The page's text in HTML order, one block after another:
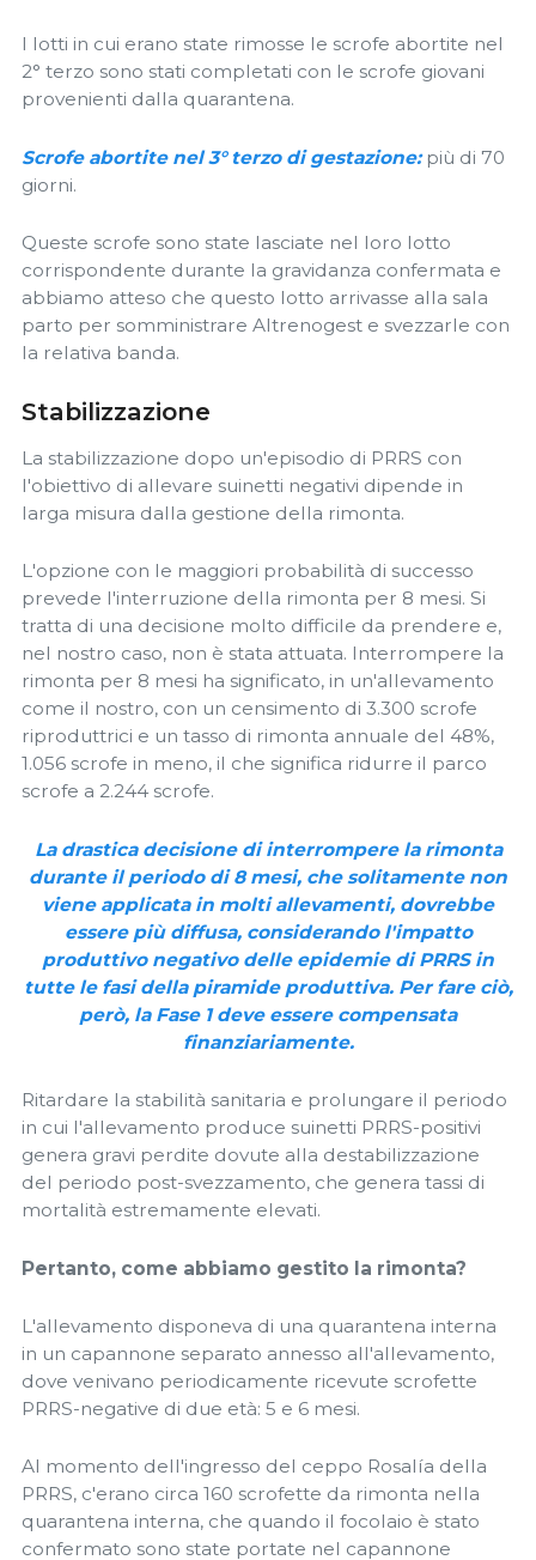
I lotti in cui erano state rimosse le scrofe abortite nel
2° terzo sono stati completati con le scrofe giovani
provenienti dalla quarantena.
Scrofe abortite nel 3° terzo di gestazione:più di 70
giorni.
Queste scrofe sono state lasciate nel loro lotto
corrispondente durante la gravidanza confermata e
abbiamo atteso che questo lotto arrivasse alla sala
parto per somministrare Altrenogest e svezzarle con
la relativa banda.
Stabilizzazione
La stabilizzazione dopo un'episodio di PRRS con
l'obiettivo di allevare suinetti negativi dipende in
larga misura dalla gestione della rimonta.
L'opzione con le maggiori probabilità di successo
prevede l'interruzione della rimonta per 8 mesi. Si
tratta di una decisione molto difficile da prendere e,
nel nostro caso, non è stata attuata. Interrompere la
rimonta per 8 mesi ha significato, in un'allevamento
come il nostro, con un censimento di 3.300 scrofe
riproduttrici e un tasso di rimonta annuale del 48%,
1.056 scrofe in meno, il che significa ridurre il parco
scrofe a 2.244 scrofe.
La drastica decisione di interrompere la rimonta
durante il periodo di 8 mesi, che solitamente non
viene applicata in molti allevamenti, dovrebbe
essere più diffusa, considerando l'impatto
produttivo negativo delle epidemie di PRRS in
tutte le fasi della piramide produttiva. Per fare ciò,
però, la Fase 1 deve essere compensata
finanziariamente.
Ritardare la stabilità sanitaria e prolungare il periodo
in cui l'allevamento produce suinetti PRRS-positivi
genera gravi perdite dovute alla destabilizzazione
del periodo post-svezzamento, che genera tassi di
mortalità estremamente elevati.
Pertanto, come abbiamo gestito la rimonta?
L'allevamento disponeva di una quarantena interna
in un capannone separato annesso all'allevamento,
dove venivano periodicamente ricevute scrofette
PRRS-negative di due età: 5 e 6 mesi.
Al momento dell'ingresso del ceppo Rosalía della
PRRS, c'erano circa 160 scrofette da rimonta nella
quarantena interna, che quando il focolaio è stato
confermato sono state portate nel capannone